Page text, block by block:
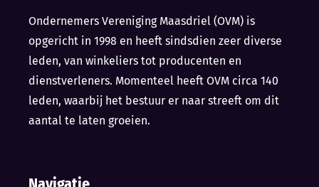
Ondernemers Vereniging Maasdriel (OVM) is
opgericht in 1998 en heeft sindsdien zeer diverse
leden, van winkeliers tot producenten en
dienstverleners. Momenteel heeft OVM circa 140
leden, waarbij het bestuur er naar streeft om dit
aantal te laten groeien.